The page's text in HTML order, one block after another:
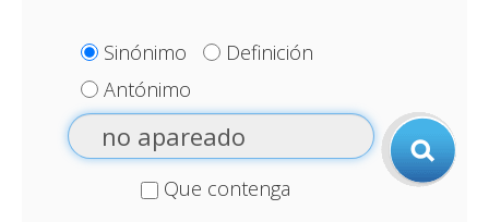
Sinónimo
Definición
Antónimo
Que contenga